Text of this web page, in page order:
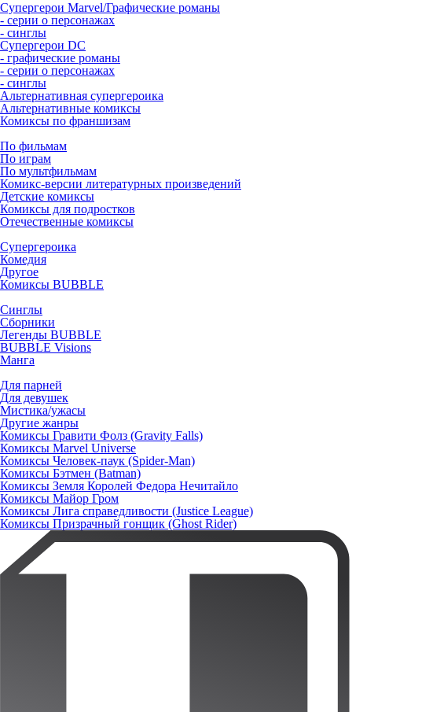
Супергерои Marvel/Графические романы
- серии о персонажах
- синглы
Супергерои DC
- графические романы
- серии о персонажах
- синглы
Альтернативная супергероика
Альтернативные комиксы
Комиксы по франшизам
По фильмам
По играм
По мультфильмам
Комикс-версии литературных произведений
Детские комиксы
Комиксы для подростков
Отечественные комиксы
Супергероика
Комедия
Другое
Комиксы BUBBLE
Синглы
Сборники
Легенды BUBBLE
BUBBLE Visions
Манга
Для парней
Для девушек
Мистика/ужасы
Другие жанры
Комиксы Гравити Фолз (Gravity Falls)
Комиксы Marvel Universe
Комиксы Человек-паук (Spider-Man)
Комиксы Бэтмен (Batman)
Комиксы Земля Королей Федора Нечитайло
Комиксы Майор Гром
Комиксы Лига справедливости (Justice League)
Комиксы Призрачный гонщик (Ghost Rider)